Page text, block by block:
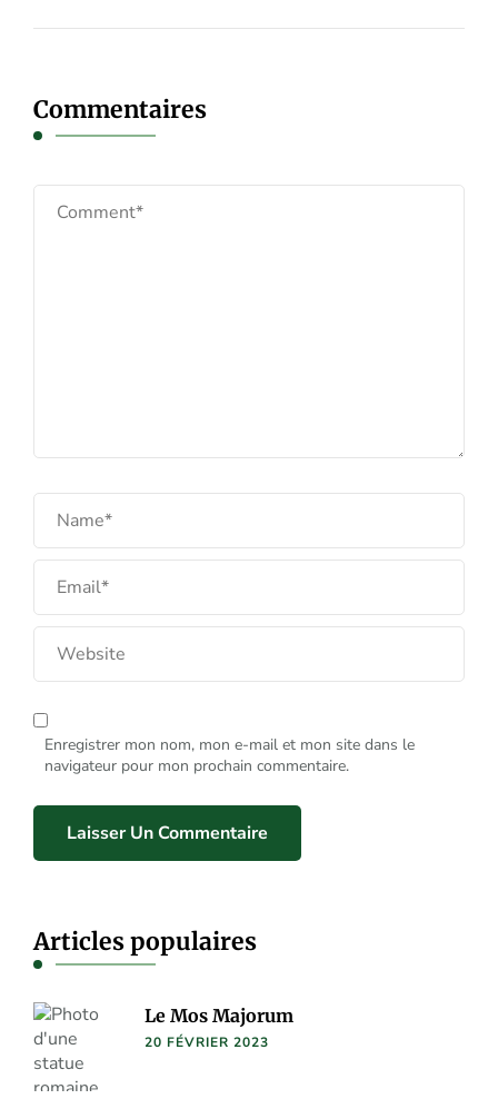
Commentaires
Enregistrer mon nom, mon e-mail et mon site dans le
navigateur pour mon prochain commentaire.
Articles populaires
Le Mos Majorum
20 FÉVRIER 2023